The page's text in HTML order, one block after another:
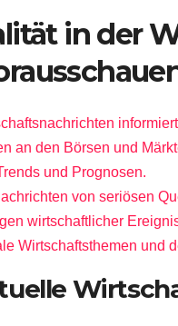
in der
an den Börsen und
und Prognosen.
von seriösen
wirtschaftlicher
Wirtschaftsthemen und